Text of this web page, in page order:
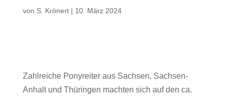
von S. Krönert| 10. März 2024
Zahlreiche Ponyreiter aus Sachsen, Sachsen-
Anhalt und Thüringen machten sich auf den ca.